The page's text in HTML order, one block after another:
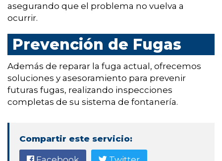
asegurando que el problema no vuelva a
ocurrir.
Prevención de Fugas
Además de reparar la fuga actual, ofrecemos
soluciones y asesoramiento para prevenir
futuras fugas, realizando inspecciones
completas de su sistema de fontanería.
Compartir este servicio: